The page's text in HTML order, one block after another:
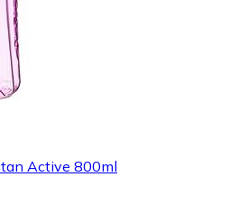
Active 800ml